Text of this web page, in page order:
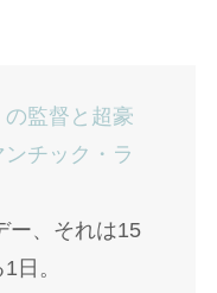
の監督と超豪
チック・ラ
ー、それは15
日。